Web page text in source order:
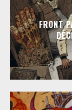
FRONT